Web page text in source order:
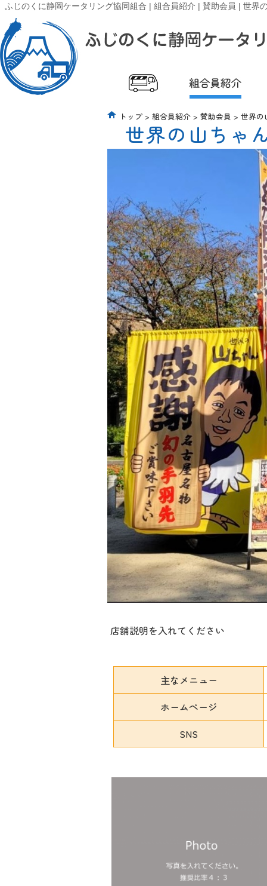
ふじのくに静岡ケータリング協同組合 | 組合員紹介 | 賛助会員 | 世界
トップ > 組合員紹介 > 賛助会員 > 世界の
世界の山ちゃ
店舗説明を入れてください
主なメニュー
ホームページ
SNS